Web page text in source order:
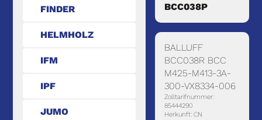
FINDER
HELMHOLZ
IFM
IPF
JUMO
BCC038P
BALLUFF
BCC038R BCC
M425-M413-3A-
300-VX8334-006
Zolltarifnummer:
85444290
Herkunft: CN